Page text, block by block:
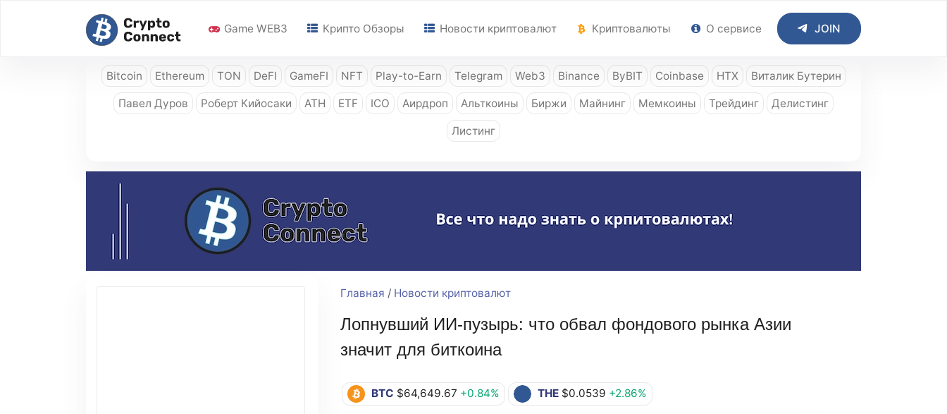
Game WEB3 Крипто Обзоры Новости криптовалют Криптовалюты О сервисе JOIN
Bitcoin Ethereum TON DeFI GameFI NFT Play-to-Earn Telegram Web3 Binance ByBIT Coinbase HTX Виталик Бутерин
Павел Дуров Роберт Кийосаки ATH ETF ICO Аирдроп Альткоины Биржи Майнинг Мемкоины Трейдинг Делистинг
Листинг
Главная / Новости криптовалют
Лопнувший ИИ-пузырь: что обвал фондового рынка Азии
значит для биткоина
BTC $64,649.67 +0.84% THE $0.0539 +2.86%